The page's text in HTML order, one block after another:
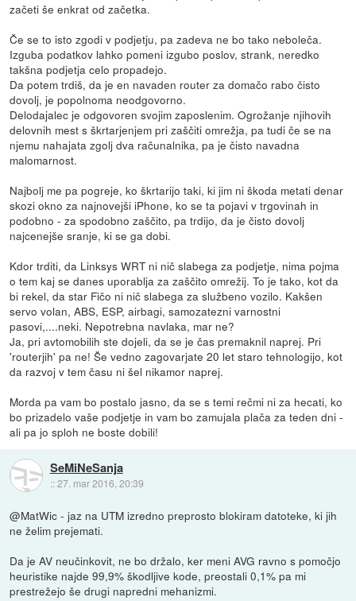
začeti še enkrat od začetka.
Če se to isto zgodi v podjetju, pa zadeva ne bo tako neboleča.
Izguba podatkov lahko pomeni izgubo poslov, strank, neredko
takšna podjetja celo propadejo.
Da potem trdiš, da je en navaden router za domačo rabo čisto
dovolj, je popolnoma neodgovorno.
Delodajalec je odgovoren svojim zaposlenim. Ogrožanje njihovih
delovnih mest s škrtarjenjem pri zaščiti omrežja, pa tudi če se na
njemu nahajata zgolj dva računalnika, pa je čisto navadna
malomarnost.
Najbolj me pa pogreje, ko škrtarijo taki, ki jim ni škoda metati denar
skozi okno za najnovejši iPhone, ko se ta pojavi v trgovinah in
podobno - za spodobno zaščito, pa trdijo, da je čisto dovolj
najcenejše sranje, ki se ga dobi.
Kdor trditi, da Linksys WRT ni nič slabega za podjetje, nima pojma
o tem kaj se danes uporablja za zaščito omrežij. To je tako, kot da
bi rekel, da star Fičo ni nič slabega za službeno vozilo. Kakšen
servo volan, ABS, ESP, airbagi, samozatezni varnostni
pasovi,....neki. Nepotrebna navlaka, mar ne?
Ja, pri avtomobilih ste dojeli, da se je čas premaknil naprej. Pri
'routerjih' pa ne! Še vedno zagovarjate 20 let staro tehnologijo, kot
da razvoj v tem času ni šel nikamor naprej.
Morda pa vam bo postalo jasno, da se s temi rečmi ni za hecati, ko
bo prizadelo vaše podjetje in vam bo zamujala plača za teden dni -
ali pa jo sploh ne boste dobili!
SeMiNeSanja
::27. mar 2016, 20:39
@MatWic - jaz na UTM izredno preprosto blokiram datoteke, ki jih
ne želim prejemati.
Da je AV neučinkovit, ne bo držalo, ker meni AVG ravno s pomočjo
heuristike najde 99,9% škodljive kode, preostali 0,1% pa mi
prestrežejo še drugi napredni mehanizmi.